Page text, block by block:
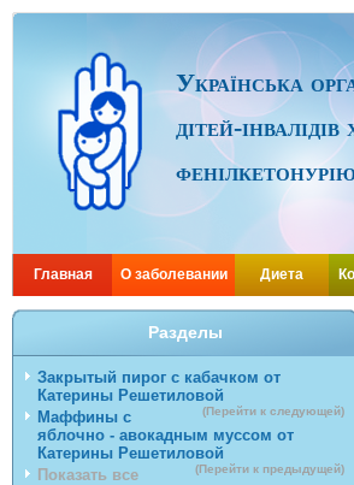
Українська
дітей-
Главная О заболевании Диета
Разделы
Закрытый пирог с кабачком от
Катерины Решетиловой
(Перейти к следующей)
Маффины с
яблочно - авокадным муссом от
Катерины Решетиловой
(Перейти к предыдущей)
Показать все